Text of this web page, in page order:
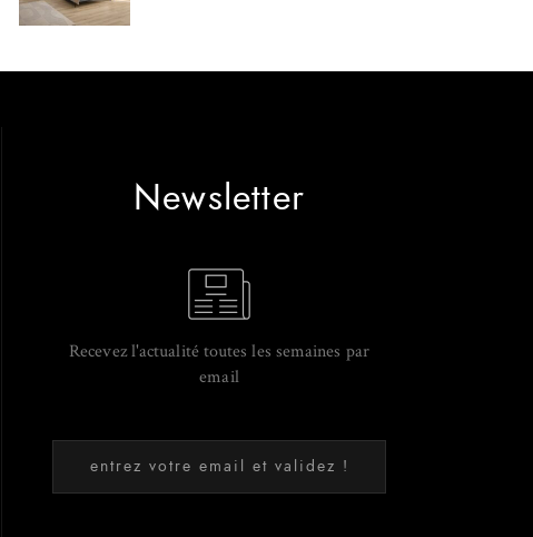
Newsletter
Recevez l'actualité toutes les semaines par
email